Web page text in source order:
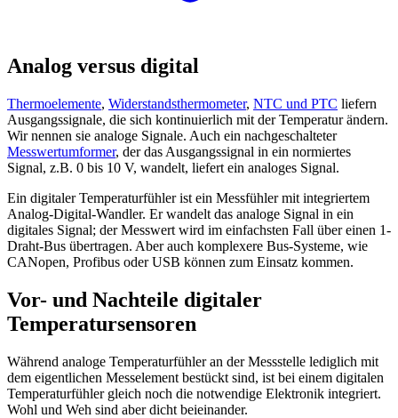
Analog versus digital
Thermoelemente, Widerstandsthermometer, NTC und PTC liefern
Ausgangssignale, die sich kontinuierlich mit der Temperatur ändern.
Wir nennen sie analoge Signale. Auch ein nachgeschalteter
Messwertumformer, der das Ausgangssignal in ein normiertes
Signal, z.B. 0 bis 10 V, wandelt, liefert ein analoges Signal.
Ein digitaler Temperaturfühler ist ein Messfühler mit integriertem
Analog-Digital-Wandler. Er wandelt das analoge Signal in ein
digitales Signal; der Messwert wird im einfachsten Fall über einen 1-
Draht-Bus übertragen. Aber auch komplexere Bus-Systeme, wie
CANopen, Profibus oder USB können zum Einsatz kommen.
Vor- und Nachteile digitaler
Temperatursensoren
Während analoge Temperaturfühler an der Messstelle lediglich mit
dem eigentlichen Messelement bestückt sind, ist bei einem digitalen
Temperaturfühler gleich noch die notwendige Elektronik integriert.
Wohl und Weh sind aber dicht beieinander.